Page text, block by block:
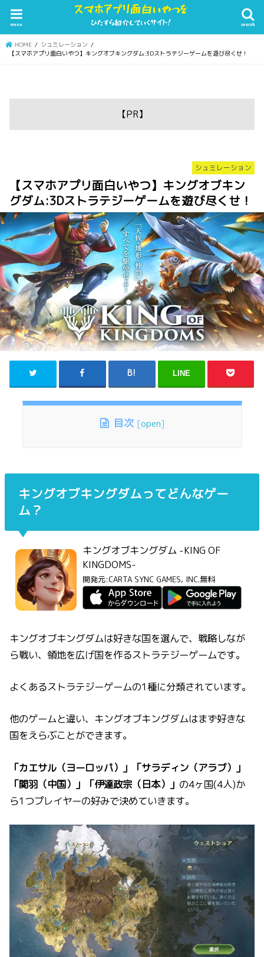
search
menu
HOME
シュミレーション
【スマホアプリ面白いやつ】キングオブキングダム:3Dストラテジーゲームを遊び尽くせ！
【PR】
シュミレーション
【スマホアプリ面白いやつ】キングオブキン
グダム:3Dストラテジーゲームを遊び尽くせ！
LINE
目次 [open]
キングオブキングダムってどんなゲー
ム？
キングオブキングダム -KING OF
KINGDOMS-
開発元:CARTA SYNC GAMES, INC.無料
キングオブキングダムは好きな国を選んで、戦略しなが
ら戦い、領地を広げ国を作るストラテジーゲームです。
よくあるストラテジーゲームの1種に分類されています。
他のゲームと違い、キングオブキングダムはまず好きな
国をえらぶことができます。
「カエサル（ヨーロッパ）」「サラディン（アラブ）」
「関羽（中国）」「伊達政宗（日本）」 の4ヶ国(4人)か
ら1つプレイヤーの好みで決めていきます。